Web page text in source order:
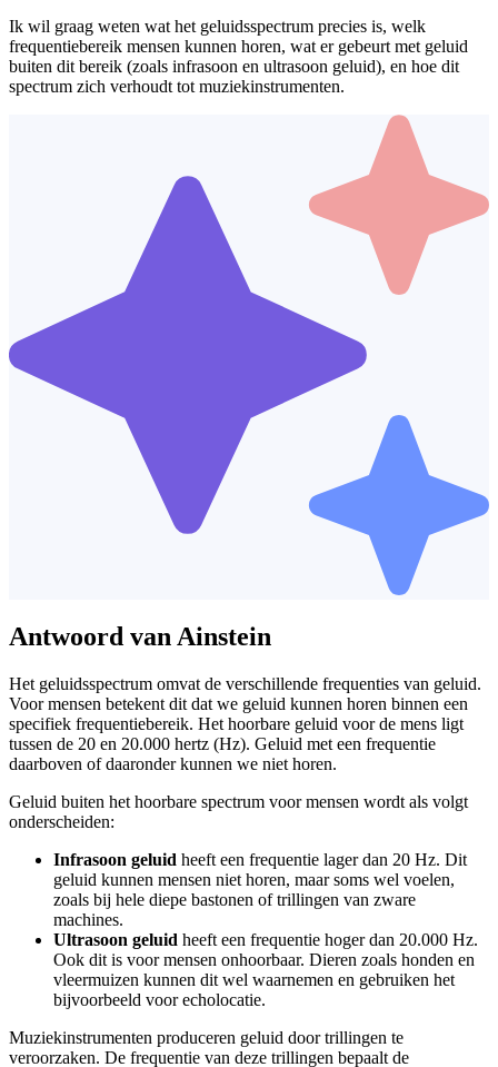
Ik wil graag weten wat het geluidsspectrum precies is, welk
frequentiebereik mensen kunnen horen, wat er gebeurt met geluid
buiten dit bereik (zoals infrasoon en ultrasoon geluid), en hoe dit
spectrum zich verhoudt tot muziekinstrumenten.
Antwoord van Ainstein
Het geluidsspectrum omvat de verschillende frequenties van geluid.
Voor mensen betekent dit dat we geluid kunnen horen binnen een
specifiek frequentiebereik. Het hoorbare geluid voor de mens ligt
tussen de 20 en 20.000 hertz (Hz). Geluid met een frequentie
daarboven of daaronder kunnen we niet horen.
Geluid buiten het hoorbare spectrum voor mensen wordt als volgt
onderscheiden:
Infrasoon geluid heeft een frequentie lager dan 20 Hz. Dit
geluid kunnen mensen niet horen, maar soms wel voelen,
zoals bij hele diepe bastonen of trillingen van zware
machines.
Ultrasoon geluid heeft een frequentie hoger dan 20.000 Hz.
Ook dit is voor mensen onhoorbaar. Dieren zoals honden en
vleermuizen kunnen dit wel waarnemen en gebruiken het
bijvoorbeeld voor echolocatie.
Muziekinstrumenten produceren geluid door trillingen te
veroorzaken. De frequentie van deze trillingen bepaalt de